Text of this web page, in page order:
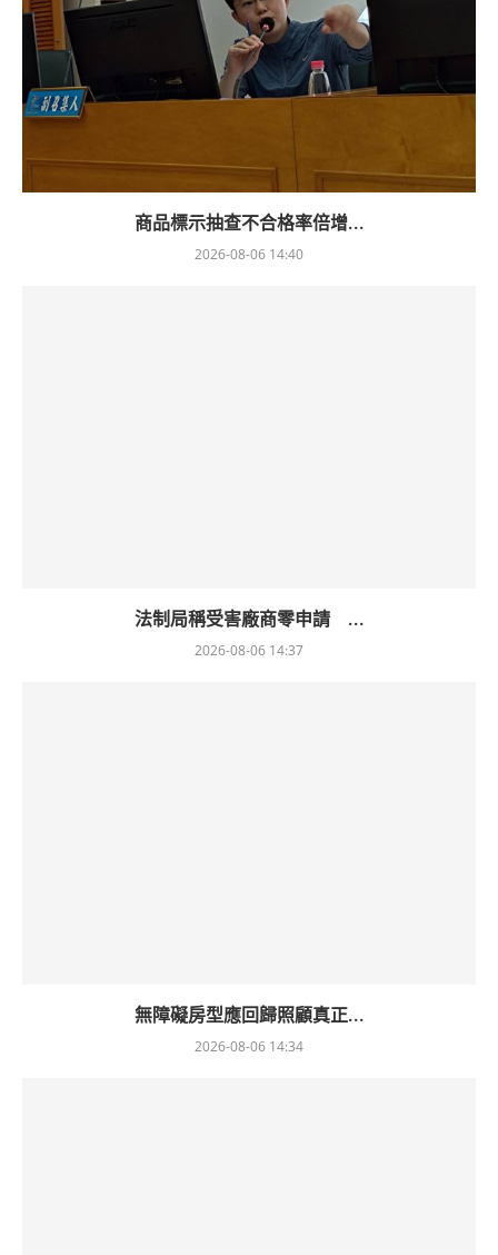
商品標示抽查不合格率倍增...
2026-08-06 14:40
法制局稱受害廠商零申請 ...
2026-08-06 14:37
無障礙房型應回歸照顧真正...
2026-08-06 14:34